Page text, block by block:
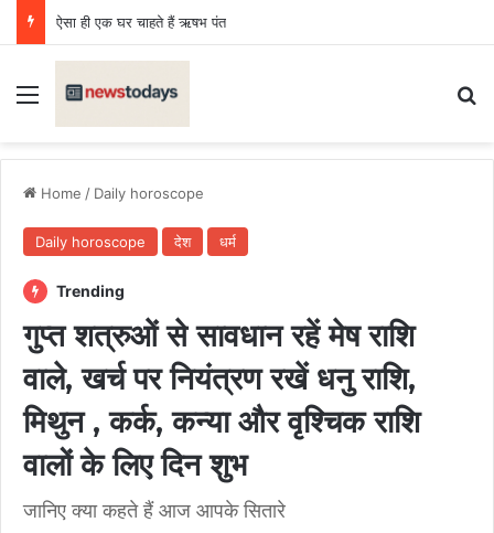
ऐसा ही एक घर चाहते हैं ऋषभ पंत
Menu
Home / Daily horoscope
Daily horoscope देश धर्म
Trending
गुप्त शत्रुओं से सावधान रहें मेष राशि
वाले, खर्च पर नियंत्रण रखें धनु राशि,
मिथुन , कर्क, कन्या और वृश्चिक राशि
वालों के लिए दिन शुभ
जानिए क्या कहते हैं आज आपके सितारे